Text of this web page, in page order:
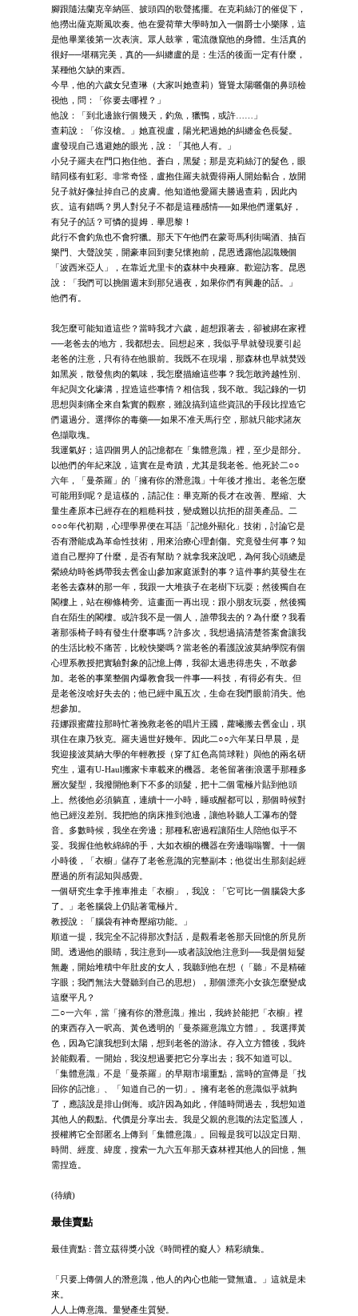
腳跟隨法蘭克辛納區、披頭四的歌聲搖擺。在克莉絲汀的催促下，
他撈出薩克斯風吹奏。他在愛荷華大學時加入一個爵士小樂隊，這
是他畢業後第一次表演。眾人鼓掌，電流微竄他的身體。生活真的
很好──堪稱完美，真的──糾纏盧的是：生活的後面一定有什麼，
某種他欠缺的東西。
今早，他的六歲女兒查琳（大家叫她查莉）聳聳太陽曬傷的鼻頭檢
視他，問：「你要去哪裡？」
他說：「到北邊旅行個幾天，釣魚，獵鴨，或許……」
查莉說：「你沒槍。」她直視盧，陽光耙過她的糾纏金色長髮。
盧發現自己逃避她的眼光，說：「其他人有。」
小兒子羅夫在門口抱住他。蒼白，黑髮；那是克莉絲汀的髮色，眼
睛同樣有虹彩。非常奇怪，盧抱住羅夫就覺得兩人開始黏合，放開
兒子就好像扯掉自己的皮膚。他知道他愛羅夫勝過查莉，因此內
疚。這有錯嗎？男人對兒子不都是這種感情──如果他們運氣好，
有兒子的話？可憐的提姆．畢思黎！
此行不會釣魚也不會狩獵。那天下午他們在蒙哥馬利街喝酒、抽百
樂門、大聲說笑，開豪車回到妻兒懷抱前，昆恩透露他認識幾個
「波西米亞人」，在靠近尤里卡的森林中央種麻。歡迎訪客。昆恩
說：「我們可以挑個週末到那兒過夜，如果你們有興趣的話。」
他們有。
我怎麼可能知道這些？當時我才六歲，超想跟著去，卻被綁在家裡
──老爸去的地方，我都想去。回想起來，我似乎早就發現要引起
老爸的注意，只有待在他眼前。我既不在現場，那森林也早就焚毀
如黑炭，散發焦肉的氣味，我怎麼描繪這些事？我怎敢跨越性別、
年紀與文化壕溝，捏造這些事情？相信我，我不敢。我記錄的一切
思想與刺痛全來自紮實的觀察，雖說搞到這些資訊的手段比捏造它
們還過分。選擇你的毒藥──如果不准天馬行空，那就只能求諸灰
色擷取塊。
我運氣好；這四個男人的記憶都在「集體意識」裡，至少是部分。
以他們的年紀來說，這實在是奇蹟，尤其是我老爸。他死於二○○
六年，「曼荼羅」的「擁有你的潛意識」十年後才推出。老爸怎麼
可能用到呢？是這樣的，請記住：畢克斯的長才在改善、壓縮、大
量生產原本已經存在的粗糙科技，變成難以抗拒的甜美產品。二
○○○年代初期，心理學界便在耳語「記憶外顯化」技術，討論它是
否有潛能成為革命性技術，用來治療心理創傷。究竟發生何事？知
道自己壓抑了什麼，是否有幫助？就拿我來說吧，為何我心頭總是
縈繞幼時爸媽帶我去舊金山參加家庭派對的事？這件事約莫發生在
老爸去森林的那一年，我跟一大堆孩子在老樹下玩耍；然後獨自在
閣樓上，站在柳條椅旁。這畫面一再出現：跟小朋友玩耍，然後獨
自在陌生的閣樓。或許我不是一個人，誰帶我去的？為什麼？我看
著那張椅子時有發生什麼事嗎？許多次，我想過搞清楚答案會讓我
的生活比較不痛苦，比較快樂嗎？當老爸的看護說波莫納學院有個
心理系教授把實驗對象的記憶上傳，我卻太過患得患失，不敢參
加。老爸的事業整個內爆教會我一件事──科技，有得必有失。但
是老爸沒啥好失去的；他已經中風五次，生命在我們眼前消失。他
想參加。
菈娜跟蜜蘿拉那時忙著挽救老爸的唱片王國，蘿曦搬去舊金山，琪
琪住在康乃狄克。羅夫過世好幾年。因此二○○六年某日早晨，是
我迎接波莫納大學的年輕教授（穿了紅色高筒球鞋）與他的兩名研
究生，還有U-Haul搬家卡車載來的機器。老爸留著衝浪選手那種多
層次髮型，我撥開他剩下不多的頭髮，把十二個電極片貼到他頭
上。然後他必須躺直，連續十一小時，睡或醒都可以，那個時候對
他已經沒差別。我把他的病床推到池邊，讓他聆聽人工瀑布的聲
音。多數時候，我坐在旁邊；那種私密過程讓陌生人陪他似乎不
妥。我握住他軟綿綿的手，大如衣櫥的機器在旁邊嗡嗡響。十一個
小時後，「衣櫥」儲存了老爸意識的完整副本；他從出生那刻起經
歷過的所有認知與感覺。
一個研究生拿手推車推走「衣櫥」，我說：「它可比一個腦袋大多
了。」老爸腦袋上仍貼著電極片。
教授說：「腦袋有神奇壓縮功能。」
順道一提，我完全不記得那次對話，是觀看老爸那天回憶的所見所
聞。透過他的眼睛，我注意到──或者該說他注意到──我是個短髮
無趣，開始堆積中年肚皮的女人，我聽到他在想（「聽」不是精確
字眼；我們無法大聲聽到自己的思想），那個漂亮小女孩怎麼變成
這麼平凡？
二○一六年，當「擁有你的潛意識」推出，我終於能把「衣櫥」裡
的東西存入一呎高、黃色透明的「曼荼羅意識立方體」。我選擇黃
色，因為它讓我想到太陽，想到老爸的游泳。存入立方體後，我終
於能觀看。一開始，我沒想過要把它分享出去；我不知道可以。
「集體意識」不是「曼荼羅」的早期市場重點，當時的宣傳是「找
回你的記憶」、「知道自己的一切」。擁有老爸的意識似乎就夠
了，應該說是排山倒海。或許因為如此，伴隨時間過去，我想知道
其他人的觀點。代價是分享出去。我是父親的意識的法定監護人，
授權將它全部匿名上傳到「集體意識」。回報是我可以設定日期、
時間、經度、緯度，搜索一九六五年那天森林裡其他人的回憶，無
需捏造。
(待續)
最佳賣點
最佳賣點 : 普立茲得獎小說《時間裡的癡人》精彩續集。
「只要上傳個人的潛意識，他人的內心也能一覽無遺。」這就是未
來。
人人上傳意識。量變產生質變。